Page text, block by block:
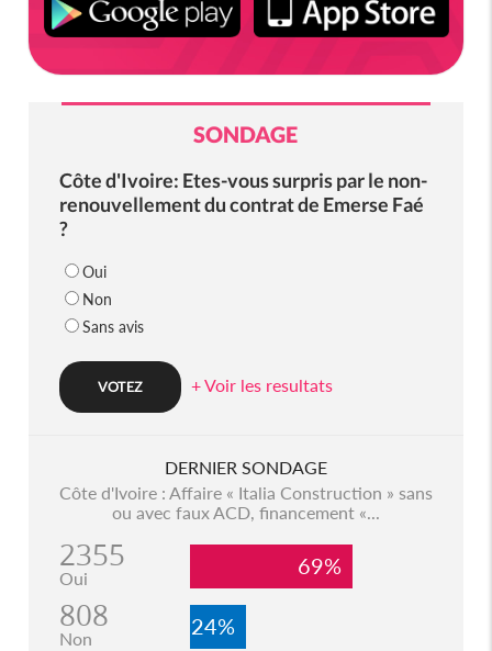
SONDAGE
Côte d'Ivoire: Etes-vous surpris par le non-
renouvellement du contrat de Emerse Faé
?
Oui
Non
Sans avis
+ Voir les resultats
DERNIER SONDAGE
Côte d'Ivoire : Affaire « Italia Construction » sans
ou avec faux ACD, financement «...
2355
Oui 69%
808
Non 24%